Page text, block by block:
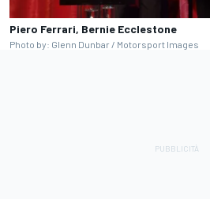
Piero Ferrari, Bernie Ecclestone
Photo by: Glenn Dunbar / Motorsport Images